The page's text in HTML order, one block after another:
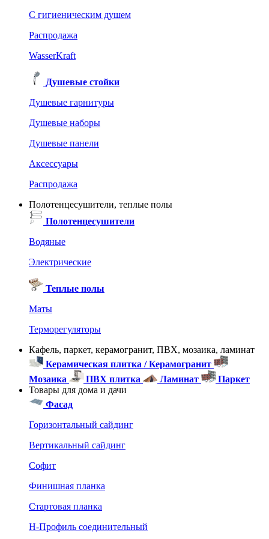
C гигиеническим душем
Распродажа
WasserKraft
Душевые стойки
Душевые гарнитуры
Душевые наборы
Душевые панели
Аксессуары
Распродажа
Полотенцесушители, теплые полы
Полотенцесушители
Водяные
Электрические
Теплые полы
Маты
Терморегуляторы
Кафель, паркет, керамогранит, ПВХ, мозаика, ламинат
Керамическая плитка / Керамогранит
Мозаика
ПВХ плитка Ламинат
Паркет
Товары для дома и дачи
Фасад
Горизонтальный сайдинг
Вертикальный сайдинг
Софит
Финишная планка
Стартовая планка
Н-Профиль соединительный